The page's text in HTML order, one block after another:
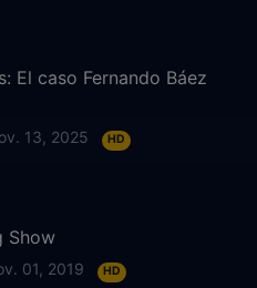
El caso Fernando Báez
13, 2025 HD
Show
01, 2019 HD